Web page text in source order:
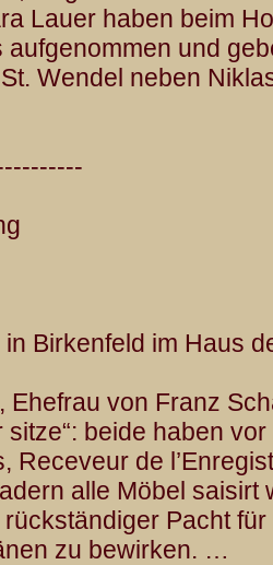
Lauer haben beim
aufgenommen und
Wendel neben
Birkenfeld im Haus
Ehefrau von Franz
sitze“: beide haben
Receveur de
alle Möbel saisirt
Pacht
zu bewirken. …